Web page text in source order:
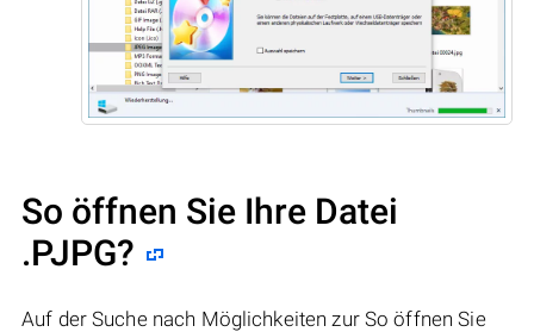
So öffnen Sie Ihre Datei
.PJPG?
Auf der Suche nach Möglichkeiten zur So öffnen Sie